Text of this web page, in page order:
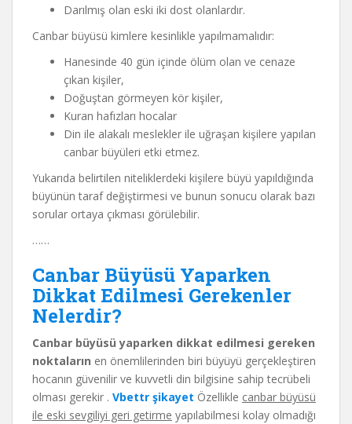
Darılmış olan eski iki dost olanlardır.
Canbar büyüsü kimlere kesinlikle yapılmamalıdır:
Hanesinde 40 gün içinde ölüm olan ve cenaze
çıkan kişiler,
Doğuştan görmeyen kör kişiler,
Kuran hafızları hocalar
Din ile alakalı meslekler ile uğraşan kişilere yapılan
canbar büyüleri etki etmez.
Yukarıda belirtilen niteliklerdeki kişilere büyü yapıldığında
büyünün taraf değiştirmesi ve bunun sonucu olarak bazı
sorular ortaya çıkması görülebilir.
……
Canbar Büyüsü Yaparken
Dikkat Edilmesi Gerekenler
Nelerdir?
Canbar büyüsü yaparken dikkat edilmesi gereken
noktaların en önemlilerinden biri büyüyü gerçekleştiren
hocanın güvenilir ve kuvvetli din bilgisine sahip tecrübeli
olması gerekir . Vbettr şikayet Özellikle canbar büyüsü
ile eski sevgiliyi geri getirme yapılabilmesi kolay olmadığı